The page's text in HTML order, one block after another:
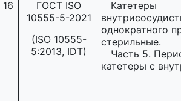
16
ГОСТ ISO
10555-5-2021
(ISO 10555-
5:2013, IDT)
Катетеры
однократного
стерильные.
Часть 5.
катетеры с